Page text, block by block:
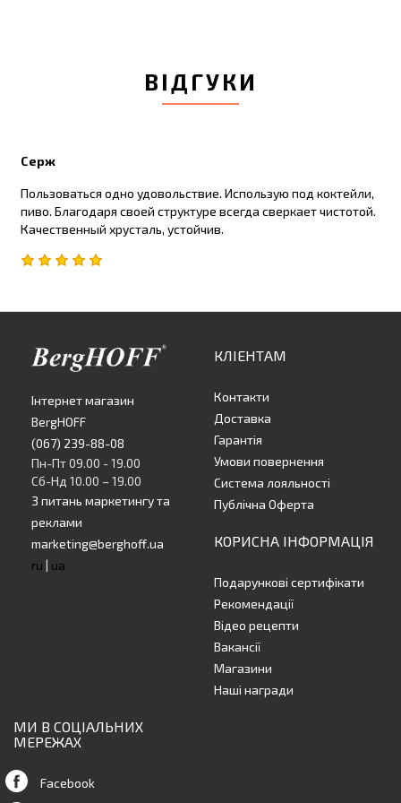
ВІДГУКИ
Серж
Пользоваться одно удовольствие. Использую под коктейли,
пиво. Благодаря своей структуре всегда сверкает чистотой.
Качественный хрусталь, устойчив.
Інтернет магазин
BergHOFF
(067) 239-88-08
Пн-Пт 09.00 - 19.00
Сб-Нд 10.00 – 19.00
З питань маркетингу та
реклами
marketing@berghoff.ua
ru | ua
КЛІЕНТАМ
Контакти
Доставка
Гарантія
Умови повернення
Система лояльності
Публічна Оферта
КОРИСНА ІНФОРМАЦІЯ
Подарункові сертифікати
Рекомендації
Відео рецепти
Вакансії
Магазини
Наші награди
МИ В СОЦІАЛЬНИХ
МЕРЕЖАХ
Facebook